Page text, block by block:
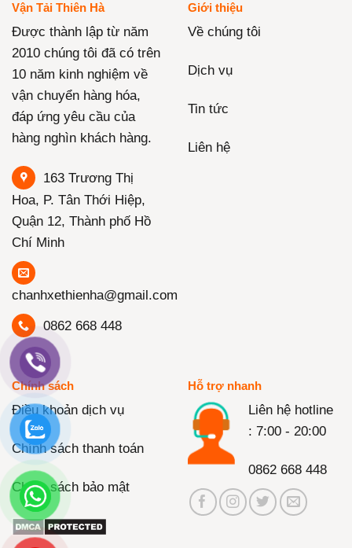
Vận Tải Thiên Hà
Được thành lập từ năm
2010 chúng tôi đã có trên
10 năm kinh nghiệm về
vận chuyển hàng hóa,
đáp ứng yêu cầu của
hàng nghìn khách hàng.
163 Trương Thị
Hoa, P. Tân Thới Hiệp,
Quận 12, Thành phố Hồ
Chí Minh
chanhxethienha@gmail.com
0862 668 448
Giới thiệu
Về chúng tôi
Dịch vụ
Tin tức
Liên hệ
Chính sách
Điều khoản dịch vụ
Chính sách thanh toán
Chính sách bảo mật
Hỗ trợ nhanh
Liên hệ hotline
: 7:00 - 20:00
0862 668 448